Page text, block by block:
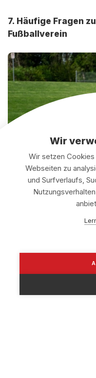
7. Häufige Fragen
Fußballverein
Was passiert, wenn
Wenn Sie die
vermeiden, sollten Sie
planen und einreichen.
Wir
Wir setzen
Webseiten zu
und Surfverlaufs,